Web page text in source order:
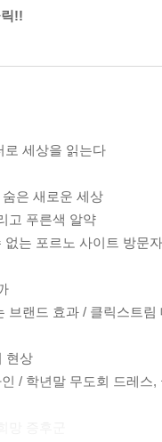
!!
로 세상을 읽는다
은 새로운 세상
고 푸른색 알약
는 포르노 사이트 방문
브랜드 효과 / 클릭스트
현상
/ 학년말 무도회 드레스,